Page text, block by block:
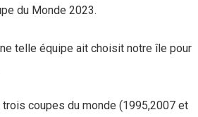
du Monde 2023.
telle équipe ait choisit notre île pour
coupes du monde (1995,2007 et